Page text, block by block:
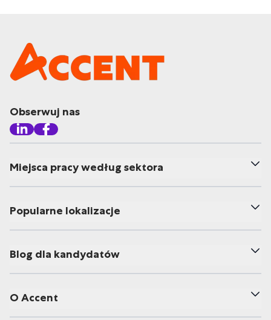
Obserwuj nas
Miejsca pracy według sektora
Popularne lokalizacje
Blog dla kandydatów
O Accent